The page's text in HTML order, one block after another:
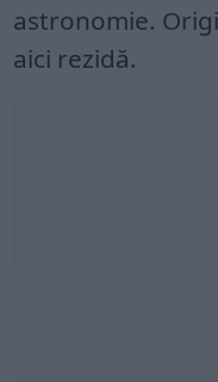
astronomie.
aici rezidă.